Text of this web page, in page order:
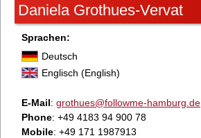
Daniela Grothues-Vervat
Sprachen:
Deutsch
Englisch (English)
E-Mail: grothues@followme-hamburg.de
Phone: +49 4183 94 900 78
Mobile: +49 171 1987913